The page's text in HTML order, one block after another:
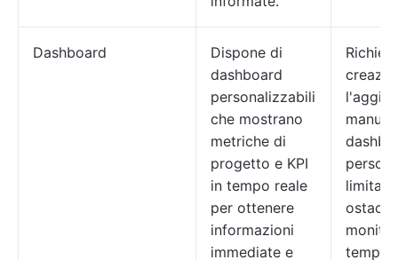
Dashboard
Dispone di
dashboard
personalizzabili
che mostrano
metriche di
progetto e KPI
in tempo reale
per ottenere
informazioni
immediate e
limitate,
tempo